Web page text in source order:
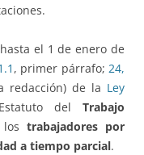
el 1 de enero de
, primer párrafo;24,
redacción) de la Ley
del Trabajo
trabajadores por
a tiempo parcial.